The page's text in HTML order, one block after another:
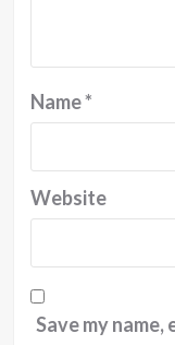
Name*
Website
Save my name,